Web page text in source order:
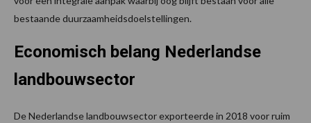
bestaande duurzaamheidsdoelstellingen.
Economisch belang Nederlandse
landbouwsector
De Nederlandse landbouwsector exporteerde in 2018 voor ruim